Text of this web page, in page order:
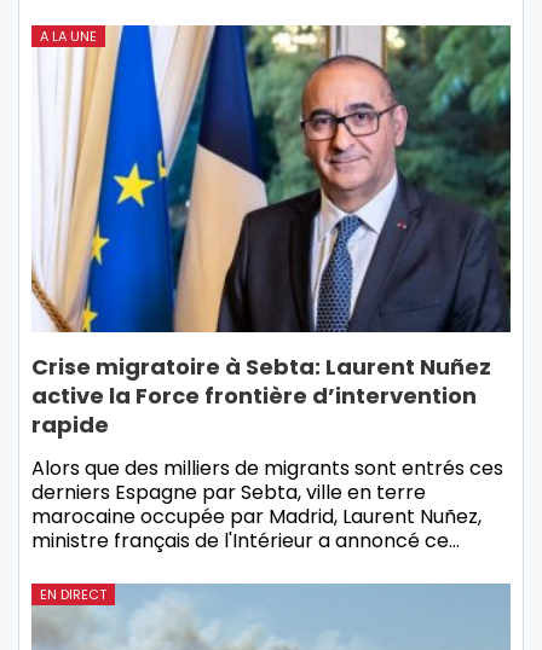
A LA UNE
Crise migratoire à Sebta: Laurent Nuñez
active la Force frontière d’intervention
rapide
Alors que des milliers de migrants sont entrés ces
derniers Espagne par Sebta, ville en terre
marocaine occupée par Madrid, Laurent Nuñez,
ministre français de l'Intérieur a annoncé ce…
EN DIRECT